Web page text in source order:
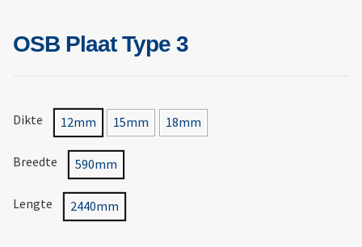
OSB Plaat Type 3
Dikte 12mm 15mm 18mm
Breedte 590mm
Lengte 2440mm